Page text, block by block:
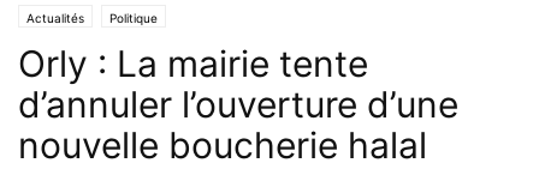
Actualités Politique
Orly : La mairie tente
d’annuler l’ouverture d’une
nouvelle boucherie halal